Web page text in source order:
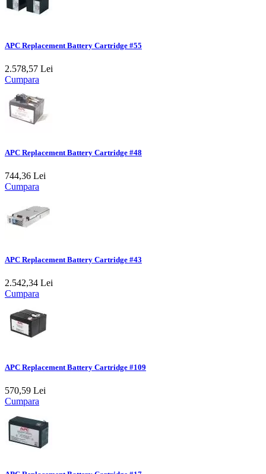
APC Replacement Battery Cartridge #55
2.578,57 Lei
Cumpara
APC Replacement Battery Cartridge #48
744,36 Lei
Cumpara
APC Replacement Battery Cartridge #43
2.542,34 Lei
Cumpara
APC Replacement Battery Cartridge #109
570,59 Lei
Cumpara